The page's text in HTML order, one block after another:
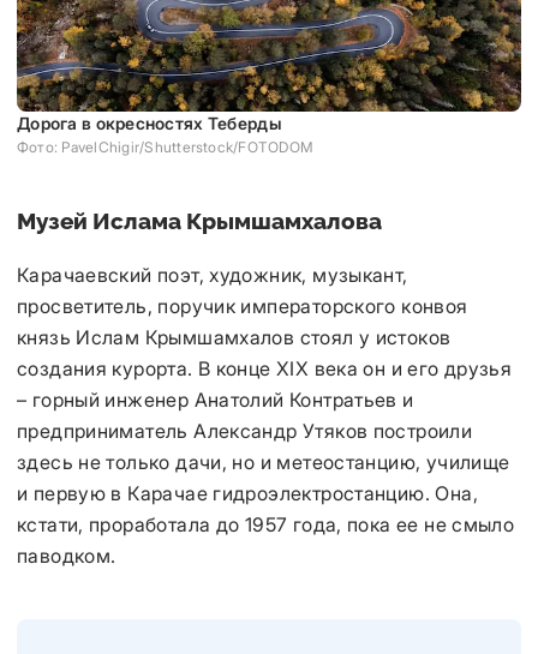
Дорога в окресностях Теберды
Фото: PavelChigir/Shutterstock/FOTODOM
Музей Ислама Крымшамхалова
Карачаевский поэт, художник, музыкант,
просветитель, поручик императорского конвоя
князь Ислам Крымшамхалов стоял у истоков
создания курорта. В конце XIX века он и его друзья
– горный инженер Анатолий Контратьев и
предприниматель Александр Утяков построили
здесь не только дачи, но и метеостанцию, училище
и первую в Карачае гидроэлектростанцию. Она,
кстати, проработала до 1957 года, пока ее не смыло
паводком.